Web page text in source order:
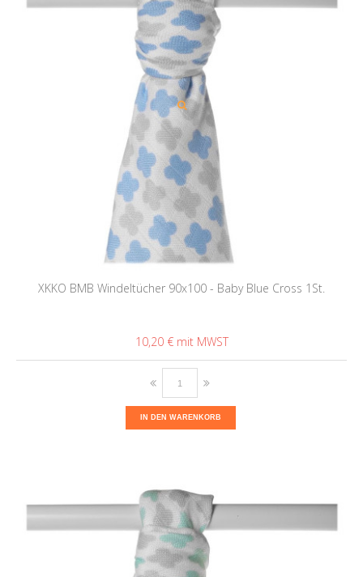
XKKO BMB Windeltücher 90x100 - Baby Blue Cross 1St.
10,20 €
IN DEN WARENKORB